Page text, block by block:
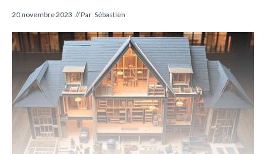
20 novembre 2023 // Par Sébastien